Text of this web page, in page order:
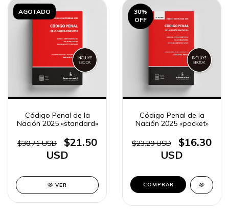
AGOTADO
Código Penal de la
Nación 2025 «standard»
$30.71 USD
$21.50
USD
VER
30%
OFF
Código Penal de la
Nación 2025 «pocket»
$23.29 USD
$16.30
USD
COMPRAR